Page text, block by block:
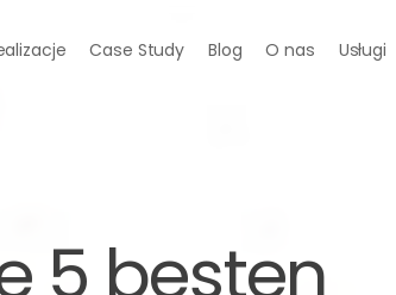
Case Study Blog O nas Usługi